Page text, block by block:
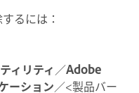
るには：
ィリティ ／Adobe
ーション／<製品バー